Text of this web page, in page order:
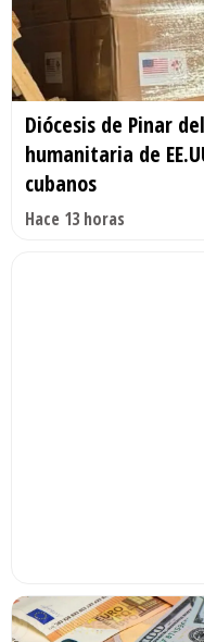
Diócesis de Pinar
humanitaria de
cubanos
Hace 13 horas